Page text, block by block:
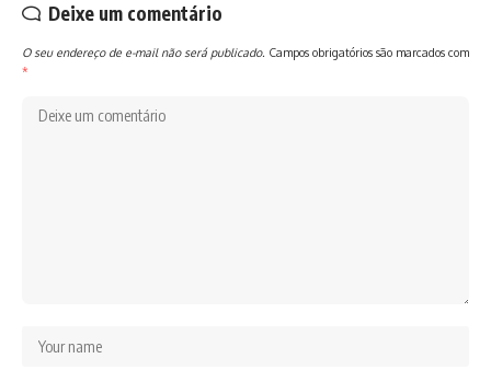
Deixe um comentário
O seu endereço de e-mail não será publicado. Campos obrigatórios são marcados com
*